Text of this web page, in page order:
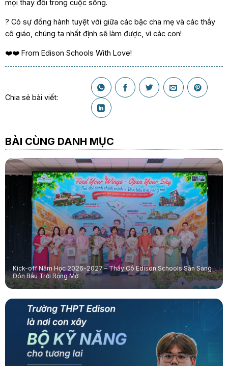
mọi thay đổi trong cuộc sống.
? Có sự đồng hành tuyệt vời giữa các bậc cha mẹ và các thầy
cô giáo, chúng ta nhất định sẽ làm được, vì các con!
❤️❤️ From Edison Schools With Love!
Chia sẻ bài viết:
BÀI CÙNG DANH MỤC
Kick-off Năm Học 2026-2027 – Thầy Cô Edison Schools Sẵn Sàng
Đón Bầu Trời Rộng Mở